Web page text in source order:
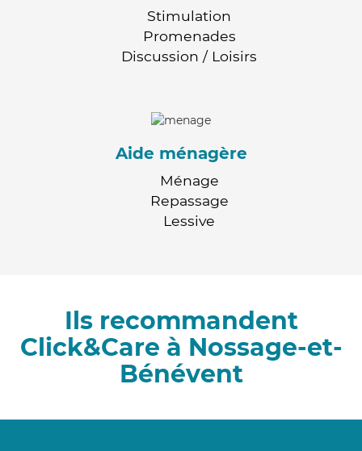
Stimulation
Promenades
Discussion / Loisirs
Aide ménagère
Ménage
Repassage
Lessive
Ils recommandent
Click&Care à Nossage-et-
Bénévent